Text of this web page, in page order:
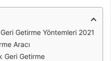
Getirme Yöntemleri 2021
Aracı
Geri Getirme